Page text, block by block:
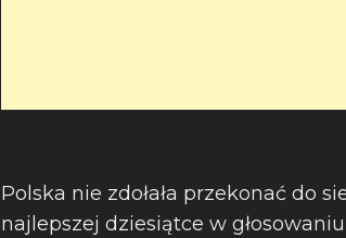
Polska nie zdołała przekonać do
najlepszej dziesiątce w